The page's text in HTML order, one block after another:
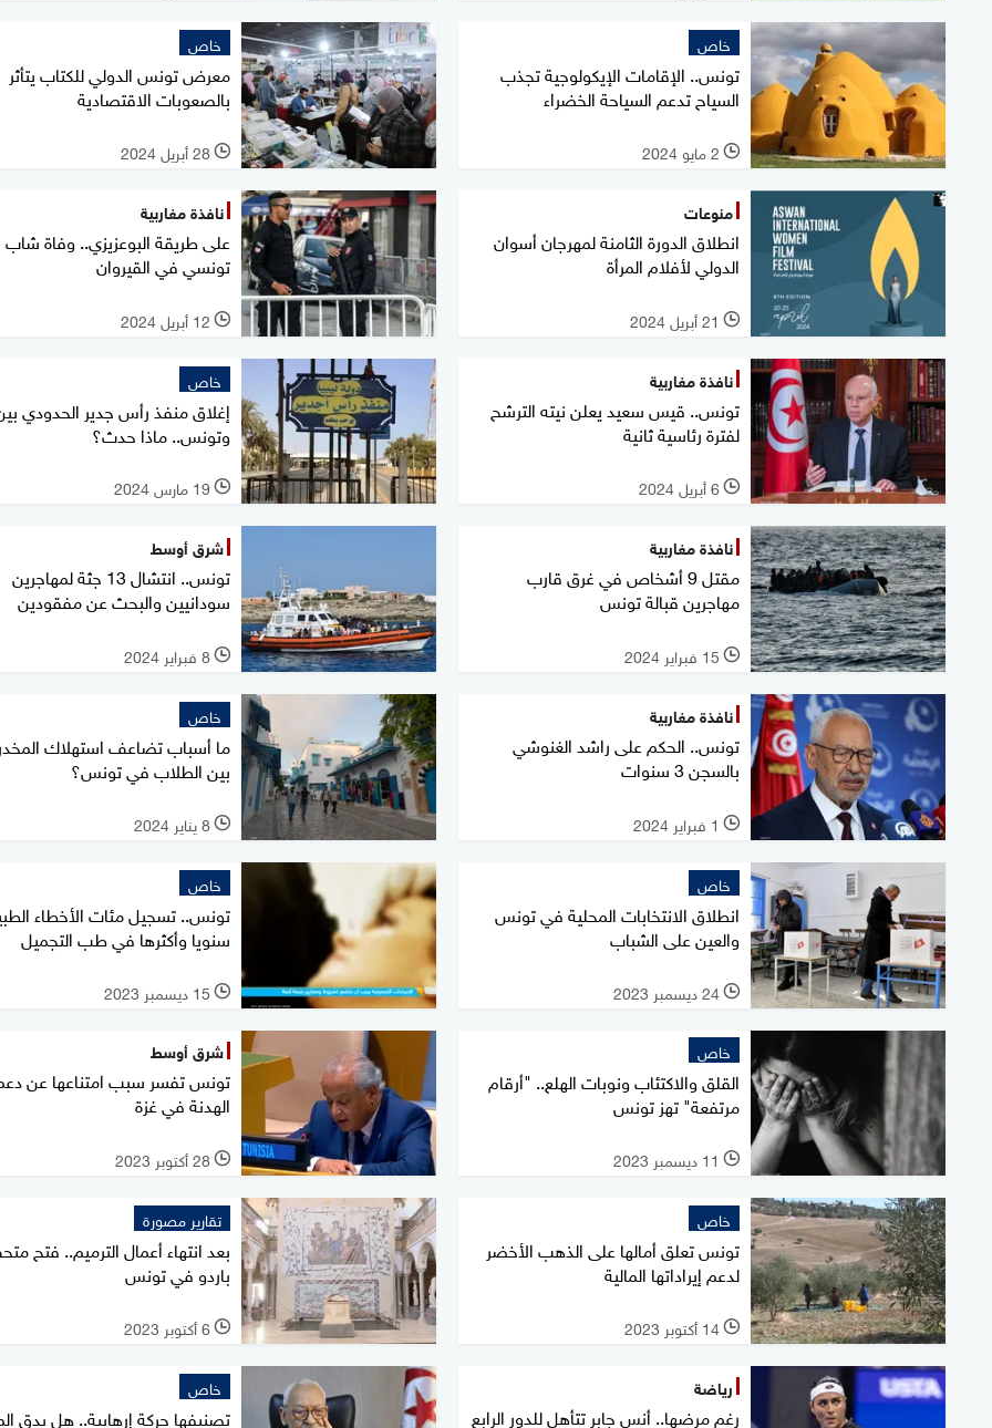
خاص
تونس.. الإقامات الإيكولوجية تجذب
السياح تدعم السياحة الخضراء
l 2 مايو 2024
خاص
معرض تونس الدولي للكتاب يتأثر
بالصعوبات الاقتصادية
l 28 أبريل 2024
منوعات
انطلاق الدورة الثامنة لمهرجان أسوان
الدولي لأفلام المرأة
l 21 أبريل 2024
نافذة مغاربية
على طريقة البوعزيزي.. وفاة شاب
تونسي في القيروان
l 12 أبريل 2024
نافذة مغاربية
تونس.. قيس سعيد يعلن نيته الترشح
لفترة رئاسية ثانية
l 6 أبريل 2024
خاص
إغلاق منفذ رأس جدير الحدودي بين
وتونس.. ماذا حدث؟
l 19 مارس 2024
نافذة مغاربية
مقتل 9 أشخاص في غرق قارب
مهاجرين قبالة تونس
l 15 فبراير 2024
شرق أوسط
تونس.. انتشال 13 جثة لمهاجرين
سودانيين والبحث عن مفقودين
l 8 فبراير 2024
نافذة مغاربية
تونس.. الحكم على راشد الغنوشي
بالسجن 3 سنوات
l 1 فبراير 2024
خاص
ما أسباب تضاعف استهلاك
بين الطلاب في تونس؟
l 8 يناير 2024
خاص
انطلاق الانتخابات المحلية في تونس
والعين على الشباب
l 24 ديسمبر 2023
خاص
تونس.. تسجيل مئات الأخطاء
سنويا وأكثرها في طب التجميل
l 15 ديسمبر 2023
خاص
القلق والاكتئاب ونوبات الهلع.. "أرقام
مرتفعة" تهز تونس
l 11 ديسمبر 2023
شرق أوسط
تونس تفسر سبب امتناعها عن
الهدنة في غزة
l 28 أكتوبر 2023
خاص
تونس تعلق أمالها على الذهب الأخضر
لدعم إيراداتها المالية
l 14 أكتوبر 2023
تقارير مصورة
بعد انتهاء أعمال الترميم.. فتح
باردو في تونس
l 6 أكتوبر 2023
رياضة
رغم مرضها.. أنس جابر تتأهل للدور الرابع
خاص
تصنيفها حركة إرهابية.. هل يدق